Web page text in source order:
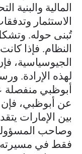
المالية والبنية
الاستثمار
تُبنى حوله.
النظام. فإذا
الجيوسياسية،
لهذه الإرادة.
أبوظبي
عن أبوظبي، فإن
بين الإمارات
وصاحب
فقط في مسيرته